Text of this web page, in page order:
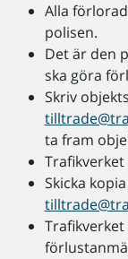
Alla
polisen.
Det är den
ska göra
Skriv
ta fram
Skicka